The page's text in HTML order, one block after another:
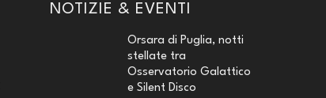
NOTIZIE & EVENTI
Orsara di Puglia, notti
stellate tra
Osservatorio Galattico
e Silent Disco